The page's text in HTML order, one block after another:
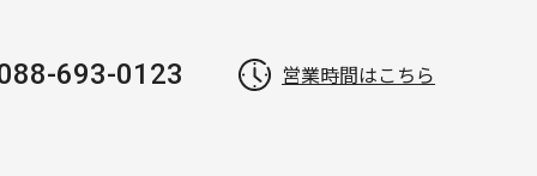
693-0123 営業時間はこちら